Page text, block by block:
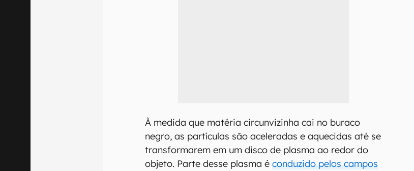
À medida que matéria circunvizinha cai no buraco
negro, as partículas são aceleradas e aquecidas até se
transformarem em um disco de plasma ao redor do
objeto. Parte desse plasma éconduzido pelos campos